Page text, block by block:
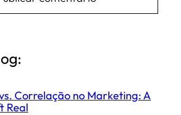
Correlação no Marketing: A
Real